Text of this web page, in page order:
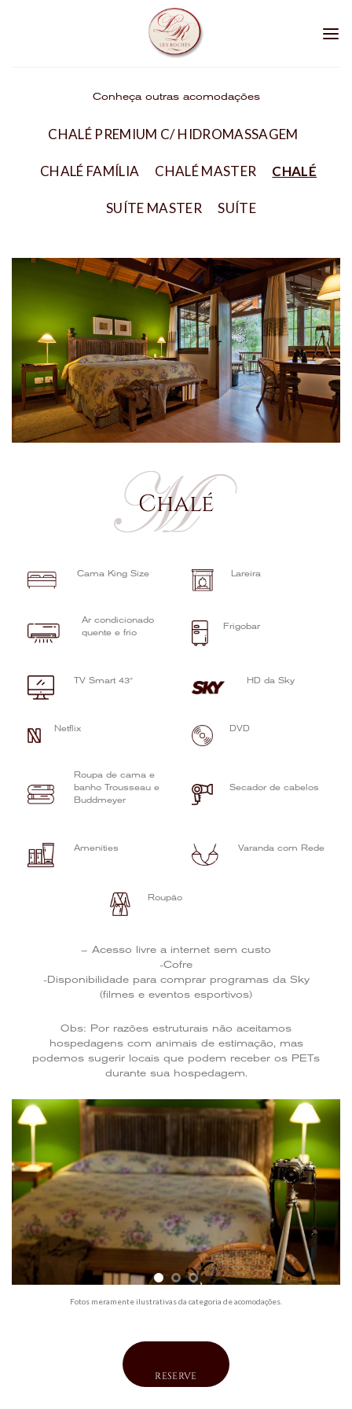
Conheça outras acomodações
CHALÉ PREMIUM C/ HIDROMASSAGEM
CHALÉ FAMÍLIA CHALÉ MASTER CHALÉ
SUÍTE MASTER SUÍTE
Chalé
Cama King Size Lareira
Ar condicionado
quente e frio
Frigobar
TV Smart 43″ HD da Sky
Netflix DVD
Roupa de cama e
banho Trousseau e
Buddmeyer
Secador de cabelos
Amenities Varanda com Rede
Roupão
– Acesso livre a internet sem custo
-Cofre
-Disponibilidade para comprar programas da Sky
(filmes e eventos esportivos)
Obs: Por razões estruturais não aceitamos
hospedagens com animais de estimação, mas
podemos sugerir locais que podem receber os PETs
durante sua hospedagem.
Fotos meramente ilustrativas da categoria de acomodações.
RESERVE